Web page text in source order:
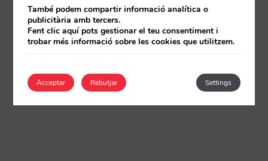
També podem compartir informació analítica o
publicitària amb tercers.
Fent clic aquí pots gestionar el teu consentiment i
trobar més informació sobre les cookies que utilitzem.
Acceptar Settings
Rebutjar